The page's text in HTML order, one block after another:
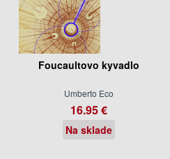
Foucaultovo kyvadlo
Umberto Eco
16.95 €
Na sklade